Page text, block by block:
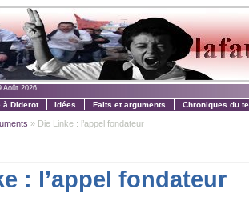
Août 2026
à Diderot Idées Faits et arguments Chroniques du
» Die Linke : l’appel fondateur
: l’appel fondateur